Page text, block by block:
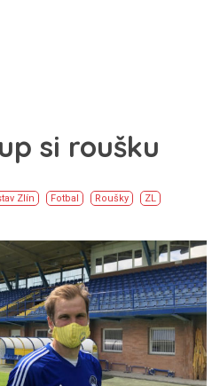
si roušku
Zlín Fotbal Roušky ZL